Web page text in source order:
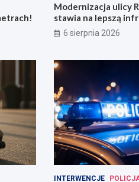
Modernizacja ulicy
stawia na lepszą
6 sierpnia 2026
INTERWENCJE